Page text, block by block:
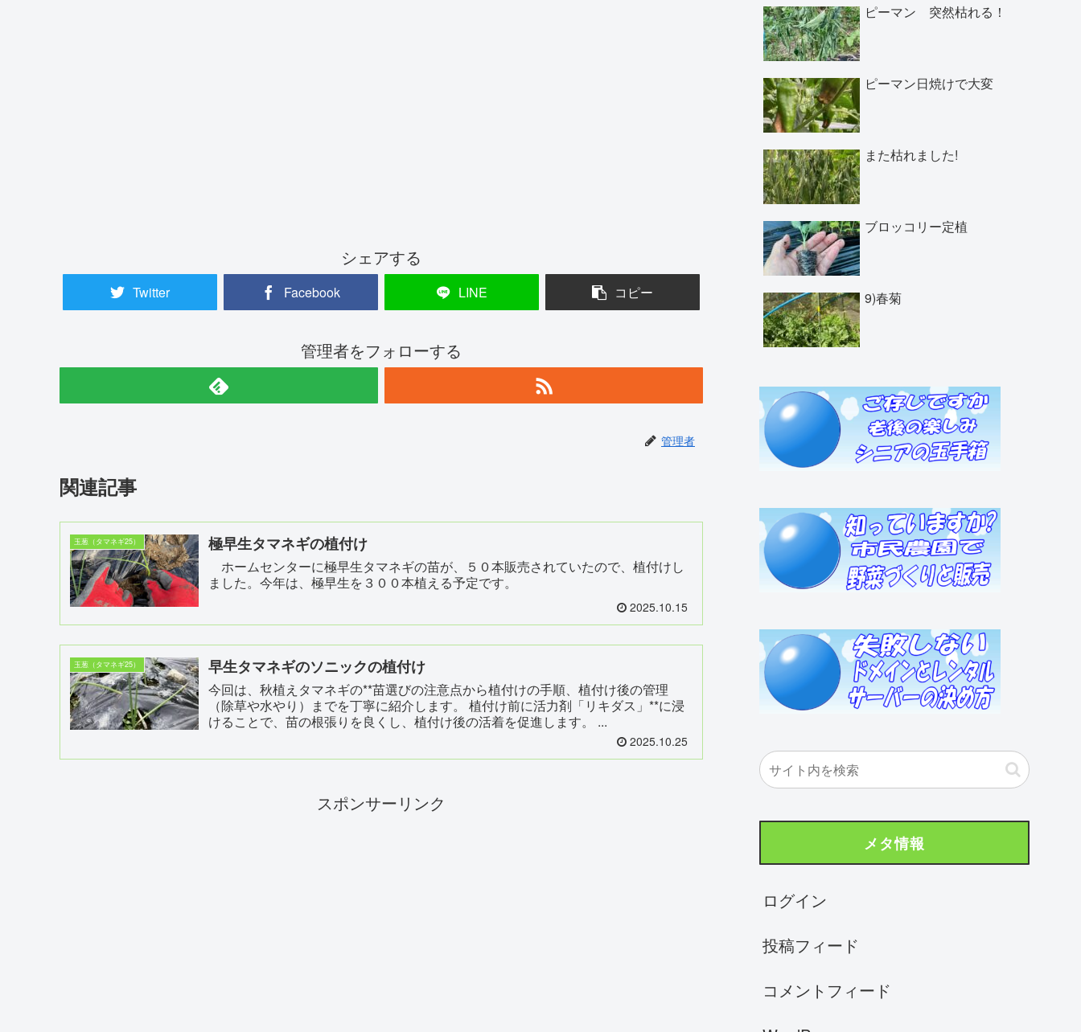
シェアする
Twitter Facebook LINE コピー
管理者をフォローする
管理者
関連記事
玉葱（タマネギ25） 極早生タマネギの植付け
ホームセンターに極早生タマネギの苗が、５０本販売されていたので、植付けし
ました。今年は、極早生を３００本植える予定です。
2025.10.15
玉葱（タマネギ25） 早生タマネギのソニックの植付け
今回は、秋植えタマネギの**苗選びの注意点から植付けの手順、植付け後の管理
（除草や水やり）までを丁寧に紹介します。 植付け前に活力剤「リキダス」**に浸
けることで、苗の根張りを良くし、植付け後の活着を促進します。 ...
2025.10.25
スポンサーリンク
ピーマン 突然枯れる！
ピーマン日焼けで大変
また枯れました!
ブロッコリー定植
9)春菊
メタ情報
ログイン
投稿フィード
コメントフィード